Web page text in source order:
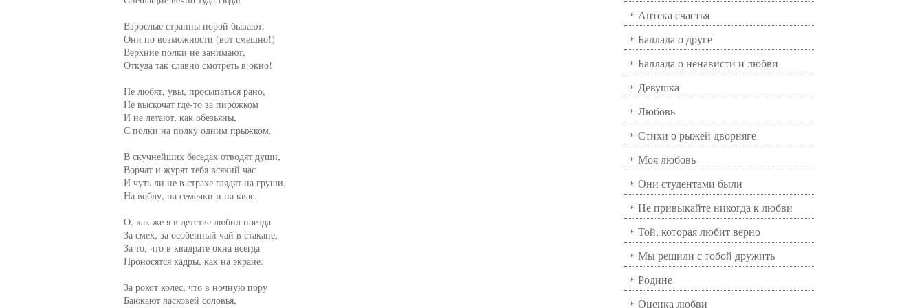
Аптека счастья
Баллада о друге
Баллада о ненависти и любви
Девушка
Любовь
Стихи о рыжей дворняге
Моя любовь
Они студентами были
Не привыкайте никогда к любви
Той, которая любит верно
Мы решили с тобой дружить
Родине
Оценка любви
     Взрослые странны порой бывают.
     Они по возможности (вот смешно!)
     Верхние полки не занимают,
     Откуда так славно смотреть в окно!
     Не любят, увы, просыпаться рано,
     Не выскочат где-то за пирожком
     И не летают, как обезьяны,
     С полки на полку одним прыжком.
     В скучнейших беседах отводят души,
     Ворчат и журят тебя всякий час
     И чуть ли не в страхе глядят на груши,
     На воблу, на семечки и на квас.
     О, как же я в детстве любил поезда
     За смех, за особенный чай в стакане,
     За то, что в квадрате окна всегда
     Проносятся кадры, как на экране.
     За рокот колес, что в ночную пору
     Баюкают ласковей соловья,